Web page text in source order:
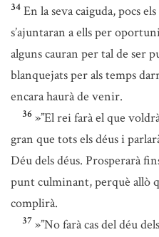
34 En la seva caiguda, pocs
s’ajuntaran a ells per
alguns cauran per tal de ser
blanquejats per als temps
encara haurà de venir.
36 »”El rei farà el que
gran que tots els déus i
Déu dels déus. Prosperarà
punt culminant, perquè allò
complirà.
37 »”No farà cas del déu